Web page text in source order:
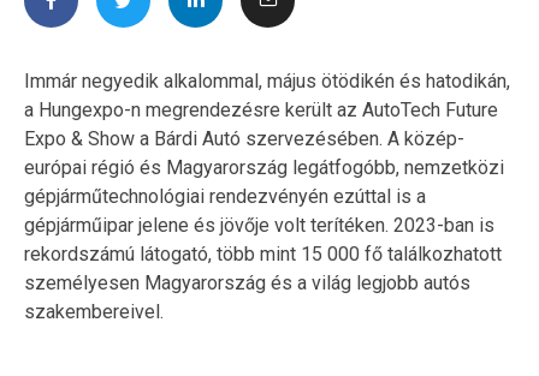
Immár negyedik alkalommal, május ötödikén és hatodikán,
a Hungexpo-n megrendezésre került az AutoTech Future
Expo & Show a Bárdi Autó szervezésében. A közép-
európai régió és Magyarország legátfogóbb, nemzetközi
gépjárműtechnológiai rendezvényén ezúttal is a
gépjárműipar jelene és jövője volt terítéken. 2023-ban is
rekordszámú látogató, több mint 15 000 fő találkozhatott
személyesen Magyarország és a világ legjobb autós
szakembereivel.